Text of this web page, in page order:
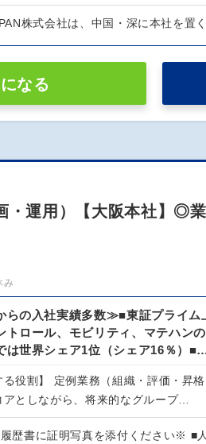
株式会社は、中国・深に本社を置
なる
・運用）【大阪本社】◎
み
の入社実績多数≫■東証プライム
トロール、モビリティ、マテハン
は世界シェア1位（シェア16％）
る役割】 定例業務（組織・評価・昇
アとしながら、将来的なグループ…
歴書に証明写真を添付ください※ ■